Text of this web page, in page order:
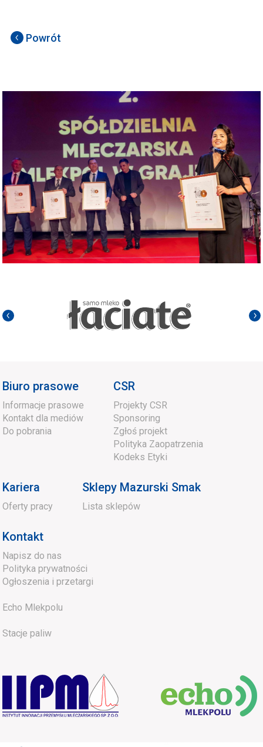
Powrót
Biuro prasowe
Informacje prasowe
Kontakt dla mediów
Do pobrania
CSR
Projekty CSR
Sponsoring
Zgłoś projekt
Polityka Zaopatrzenia
Kodeks Etyki
Kariera
Oferty pracy
Sklepy Mazurski Smak
Lista sklepów
Kontakt
Napisz do nas
Polityka prywatności
Ogłoszenia i przetargi
Echo Mlekpolu
Stacje paliw